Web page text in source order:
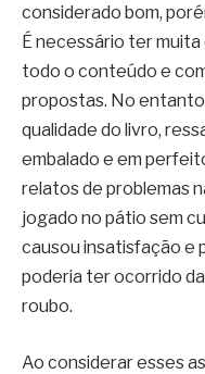
considerado bom,
É necessário ter
todo o conteúdo e
propostas. No
qualidade do livro,
embalado e em
relatos de problemas
jogado no pátio sem
causou insatisfação e
poderia ter ocorrido
roubo.
Ao considerar esses